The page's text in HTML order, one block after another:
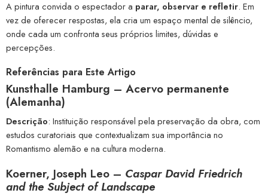
A pintura convida o espectador a parar, observar e refletir. Em
vez de oferecer respostas, ela cria um espaço mental de silêncio,
onde cada um confronta seus próprios limites, dúvidas e
percepções.
Referências para Este Artigo
Kunsthalle Hamburg – Acervo permanente
(Alemanha)
Descrição: Instituição responsável pela preservação da obra, com
estudos curatoriais que contextualizam sua importância no
Romantismo alemão e na cultura moderna.
Koerner, Joseph Leo – Caspar David Friedrich
and the Subject of Landscape